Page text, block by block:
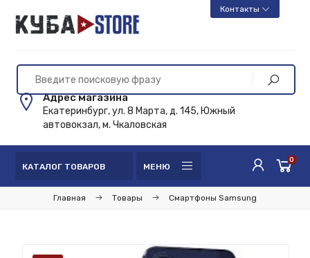
Контакты
Адрес магазина
Екатеринбург, ул. 8 Марта, д. 145, Южный
автовокзал, м. Чкаловская
КАТАЛОГ ТОВАРОВ МЕНЮ
0
Главная Товары Смартфоны Samsung